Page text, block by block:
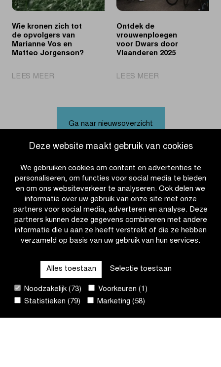
Deze website maakt gebruik van cookies
We gebruiken cookies om content en advertenties te
personaliseren, om functies voor social media te bieden
en om ons websiteverkeer te analyseren. Ook delen we
informatie over uw gebruik van onze site met onze
partners voor social media, adverteren en analyse. Deze
partners kunnen deze gegevens combineren met andere
informatie die u aan ze heeft verstrekt of die ze hebben
verzameld op basis van uw gebruik van hun services.
Alles toestaan Selectie toestaan
Noodzakelijk (73)
Voorkeuren (1)
Statistieken (79)
Marketing (58)
Wie kronen zich tot
de opvolgers van
Marianne Vos en
Matteo Jorgenson?
LEES MEER
zich
de
van
Vos
en
Jorgenson?
Ontdek de
vrouwenploegen
voor Dwars door
Vlaanderen 2025
LEES MEER
vrouwenploegen
Dwars
Vlaanderen
Ga naar nieuwsoverzicht
OTHER RACES
CONTACT